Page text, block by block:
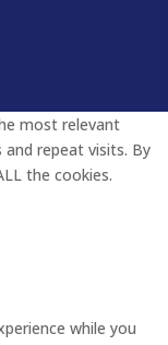
most relevant
repeat visits. By
the cookies.
while you